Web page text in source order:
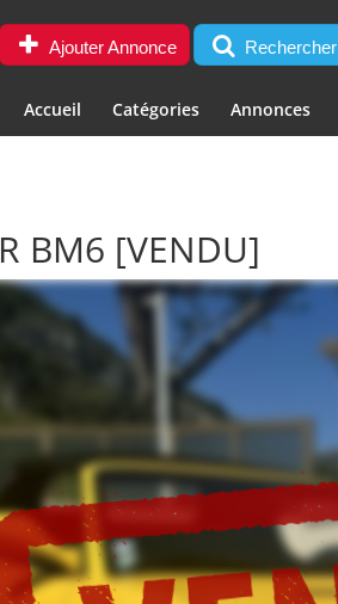
Ajouter Annonce Rechercher
Accueil Catégories Annonces
BM6 [VENDU]